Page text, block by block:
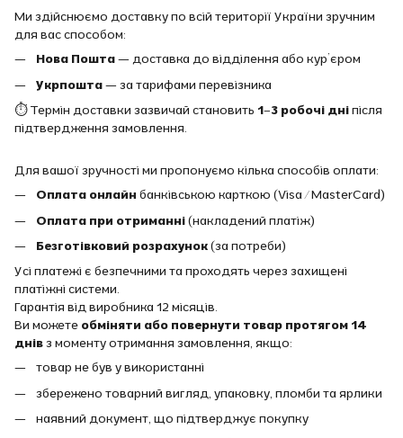
Ми здійснюємо доставку по всій території України зручним
для вас способом:
Нова Пошта— доставка до відділення або кур’єром
Укрпошта— за тарифами перевізника
⏱ Термін доставки зазвичай становить 1–3 робочі дніпісля
підтвердження замовлення.
Для вашої зручності ми пропонуємо кілька способів оплати:
Оплата онлайн банківською карткою (Visa / MasterCard)
Оплата при отриманні(накладений платіж)
Безготівковий розрахунок(за потреби)
Усі платежі є безпечними та проходять через захищені
платіжні системи.
Гарантія від виробника 12 місяців.
Ви можете обміняти або повернути товар протягом 14
днівз моменту отримання замовлення, якщо:
товар не був у використанні
збережено товарний вигляд, упаковку, пломби та ярлики
наявний документ, що підтверджує покупку